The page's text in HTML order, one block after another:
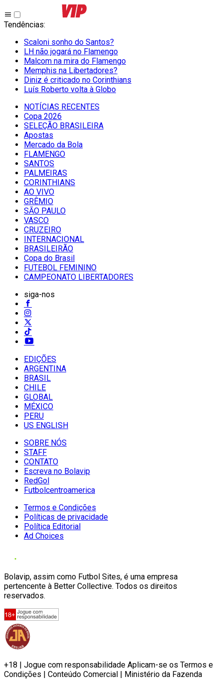
Tendências:
Scaloni sonho do Santos?
LH não jogará no Flamengo
Malcom na mira do Flamengo
Memphis na Libertadores?
Diniz é criticado no Corinthians
Luís Roberto volta à Globo
NOTÍCIAS RECENTES
Copa 2026
SELEÇÃO BRASILEIRA
Apostas
Mercado da Bola
FLAMENGO
SANTOS
PALMEIRAS
CORINTHIANS
AO VIVO
GRÊMIO
SĀO PAULO
VASCO
CRUZEIRO
INTERNACIONAL
BRASILEIRÃO
Copa do Brasil
FUTEBOL FEMININO
CAMPEONATO LIBERTADORES
siga-nos
EDIÇÕES
ARGENTINA
BRASIL
CHILE
GLOBAL
MÉXICO
PERU
US ENGLISH
SOBRE NÓS
STAFF
CONTATO
Escreva no Bolavip
RedGol
Futbolcentroamerica
Termos e Condições
Políticas de privacidade
Política Editorial
Ad Choices
Bolavip, assim como Futbol Sites, é uma empresa
pertencente à Better Collective. Todos os direitos
reservados.
+18 | Jogue com responsabilidade Aplicam-se os Termos e
Condições | Conteúdo Comercial | Ministério da Fazenda